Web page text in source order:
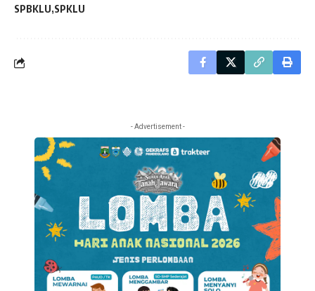
SPBKLU SPKLU
- Advertisement -